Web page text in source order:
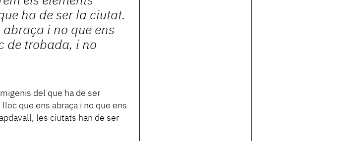
ha de ser la ciutat.
abraça i no que ens
de trobada, i no
del que ha de ser
que ens abraça i no que ens
les ciutats han de ser